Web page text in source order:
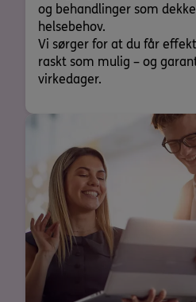
og behandlinger som
helsebehov.
Vi sørger for at du får
raskt som mulig – og
virkedager.